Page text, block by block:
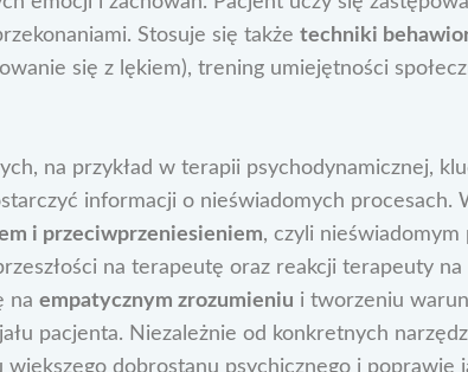
Stosuje się także techniki
się z lękiem), trening umiejętności
na przykład w terapii psychodynamicznej,
informacji o nieświadomych procesach.
i przeciwprzeniesieniem, czyli nieświadomym
na terapeutę oraz reakcji terapeuty
na empatycznym zrozumieniu i tworzeniu
pacjenta. Niezależnie od konkretnych
dobrostanu psychicznego i poprawie